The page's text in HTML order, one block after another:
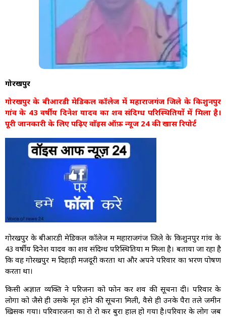
गोरखपुर
गोरखपुर के बीआरडी मेडिकल कॉलेज में महाराजगंज जिले के किशुनपुर
गांव के 43 वर्षीय दिनेश यादव का शव संदिग्ध परिस्थितियों में मिला है।
पूरी जानकारी के लिए पढ़िए वाॅइस ऑफ़ न्यूज 24 की खास रिपोर्ट
गोरखपुर के बीआरडी मेडिकल कॉलेज में महाराजगंज जिले के किशुनपुर गांव के
43 वर्षीय दिनेश यादव का शव संदिग्ध परिस्थितियों में मिला है। बताया जा रहा है
कि वह गोरखपुर में दिहाड़ी मजदूरी करता था और अपने परिवार का भरण पोषण
करता था।
किसी अज्ञात व्यक्ति ने परिजनों को फोन कर शव की सूचना दी। परिवार के
लोगों को जैसे ही उसके मृत होने की सूचना मिली, वैसे ही उनके पैरों तले जमीन
खिसक गया। परिवारजनों का रो रो कर बुरा हाल हो गया है।परिवार के लोग जब